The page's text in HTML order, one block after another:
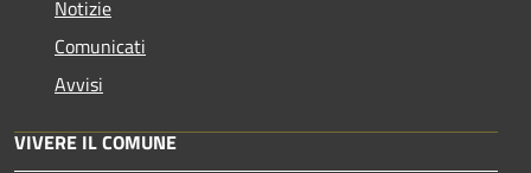
Notizie
Comunicati
Avvisi
VIVERE IL COMUNE